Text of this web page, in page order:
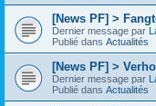
[News PF] >
Dernier message par
Publié dans Actualités
[News PF] >
Dernier message par
Publié dans Actualités